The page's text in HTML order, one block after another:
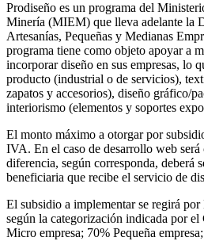
Prodiseño es un programa del
Minería (MIEM) que lleva adelante la
Artesanías, Pequeñas y Medianas
programa tiene como objeto apoyar a
incorporar diseño en sus empresas, lo
producto (industrial o de servicios),
zapatos y accesorios), diseño gráfico/
interiorismo (elementos y soportes
El monto máximo a otorgar por
IVA. En el caso de desarrollo web será
diferencia, según corresponda, deberá
beneficiaria que recibe el servicio de
El subsidio a implementar se regirá por
según la categorización indicada por
Micro empresa; 70% Pequeña